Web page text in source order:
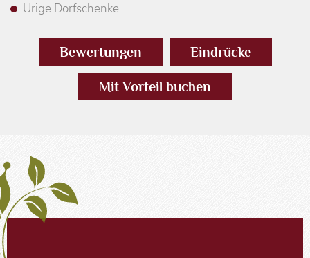
Urige Dorfschenke
Bewertungen Eindrücke
Mit Vorteil buchen